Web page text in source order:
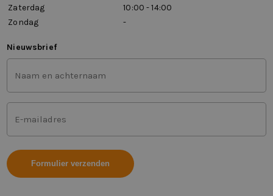
Zaterdag
10:00 - 14:00
Zondag
-
Nieuwsbrief
Voor-
en
achternaam
(Vereist)
Mailadres
(Vereist)